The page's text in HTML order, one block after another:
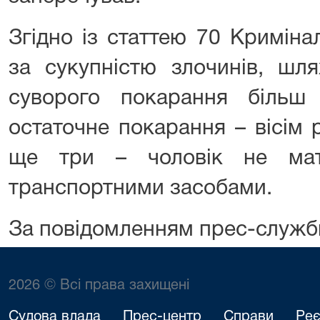
Згідно із статтею 70
за сукупністю злочинів,
суворого покарання
остаточне покарання – вісім
ще три – чоловік не
транспортними засобами.
За повідомленням прес-
2026 © Всі права захищені
Судова влада Прес-центр Справи